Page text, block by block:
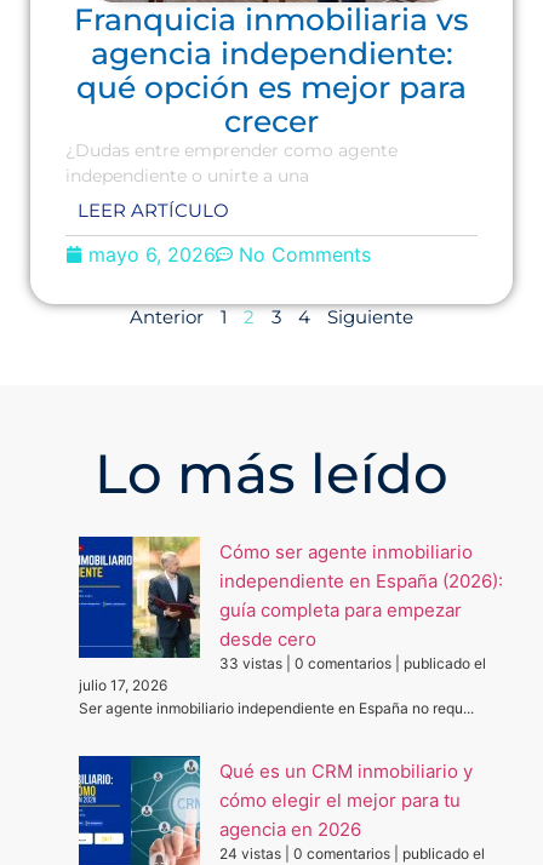
Franquicia inmobiliaria vs
agencia independiente:
qué opción es mejor para
crecer
¿Dudas entre emprender como agente
independiente o unirte a una
LEER ARTÍCULO
mayo 6, 2026 No Comments
Anterior 1 2 3 4 Siguiente
Lo más leído
Cómo ser agente inmobiliario
independiente en España (2026):
guía completa para empezar
desde cero
33 vistas 0 comentarios
publicado el
julio 17, 2026
Ser agente inmobiliario independiente en España no requ...
Qué es un CRM inmobiliario y
cómo elegir el mejor para tu
agencia en 2026
24 vistas 0 comentarios
publicado el